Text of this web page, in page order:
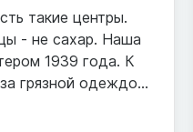
такие центры.
- не сахар. Наша
1939 года. К
грязной одеждой
шляпу за